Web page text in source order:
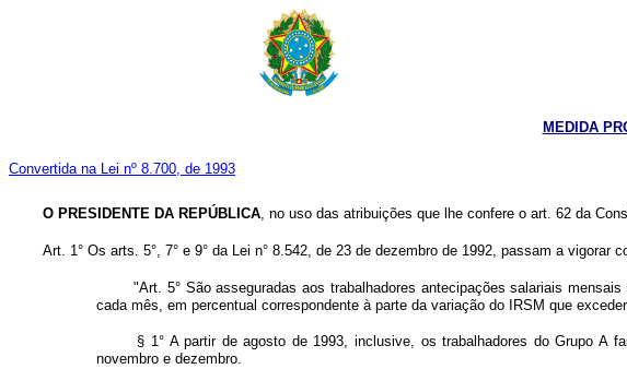
MEDIDA
Convertida na Lei nº 8.700, de 1993
O PRESIDENTE DA REPÚBLICA, no uso das atribuições que lhe confere o art. 62 da
Art. 1° Os arts. 5°, 7° e 9° da Lei n° 8.542, de 23 de dezembro de 1992, passam a vigorar
"Art. 5° São asseguradas aos trabalhadores antecipações salariais
cada mês, em percentual correspondente à parte da variação do IRSM que
§ 1° A partir de agosto de 1993, inclusive, os trabalhadores do Grupo A
novembro e dezembro.